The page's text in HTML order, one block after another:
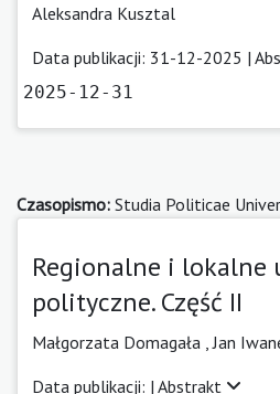
Aleksandra Kusztal
Data publikacji: 31-12-2025 |
2025-12-31
Czasopismo: Studia Politicae
Regionalne i lokalne
polityczne. Część II
Małgorzata Domagała ,Jan
Data publikacji: | Abstrakt